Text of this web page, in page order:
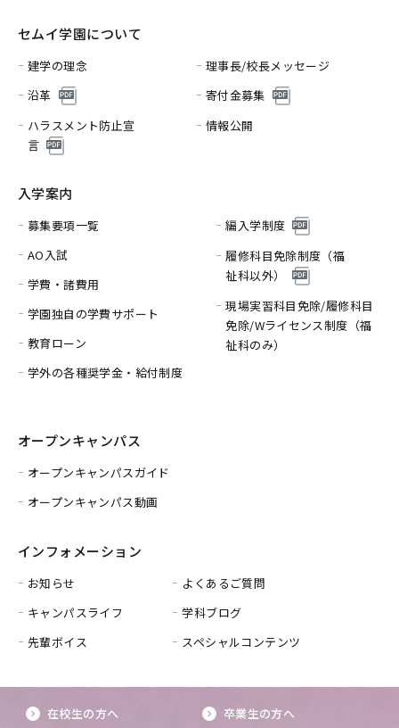
セムイ学園について
建学の理念
理事長/校長メッセージ
沿革
寄付金募集
ハラスメント防止宣
言
情報公開
入学案内
募集要項一覧
AO入試
学費・諸費用
学園独自の学費サポート
教育ローン
学外の各種奨学金・給付制度
編入学制度
履修科目免除制度（福
祉科以外）
現場実習科目免除/履修科目
免除/Wライセンス制度（福
祉科のみ）
オープンキャンパス
オープンキャンパスガイド
オープンキャンパス動画
インフォメーション
お知らせ
キャンパスライフ
先輩ボイス
よくあるご質問
学科ブログ
スペシャルコンテンツ
在校生の方へ
卒業生の方へ